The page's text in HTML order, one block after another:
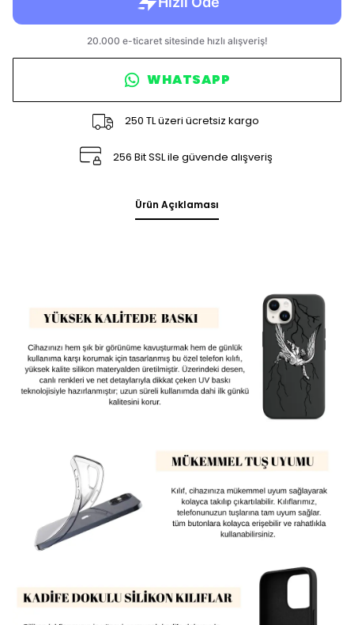
WHATSAPP
250 TL üzeri ücretsiz kargo
256 Bit SSL ile güvende alışveriş
Ürün Açıklaması